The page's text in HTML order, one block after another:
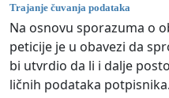
Trajanje čuvanja podataka
Na osnovu sporazuma o
peticije je u obavezi da
bi utvrdio da li i dalje
ličnih podataka potpisnika.